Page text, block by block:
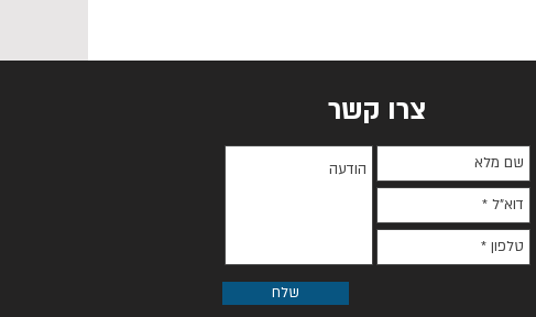
צרו קשר
שלח